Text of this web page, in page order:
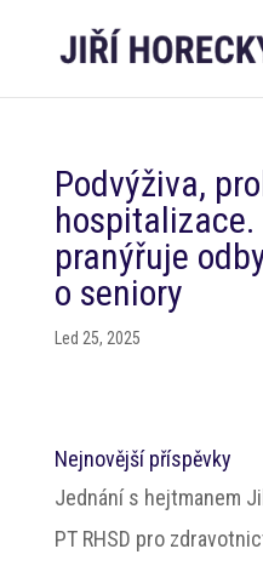
Podvýživa,
hospitalizace.
pranýřuje
o seniory
Led 25, 2025
Nejnovější příspěvky
Jednání s hejtmanem
PT RHSD pro